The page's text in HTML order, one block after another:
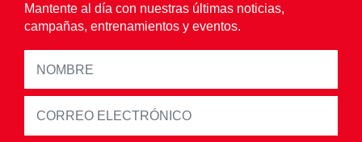
Mantente al día con nuestras últimas noticias,
campañas, entrenamientos y eventos.